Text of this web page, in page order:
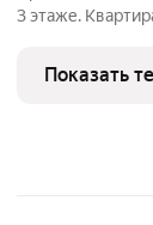
3 этаже.
совмещен,
Показать